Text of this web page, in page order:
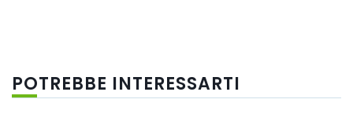
POTREBBE INTERESSARTI